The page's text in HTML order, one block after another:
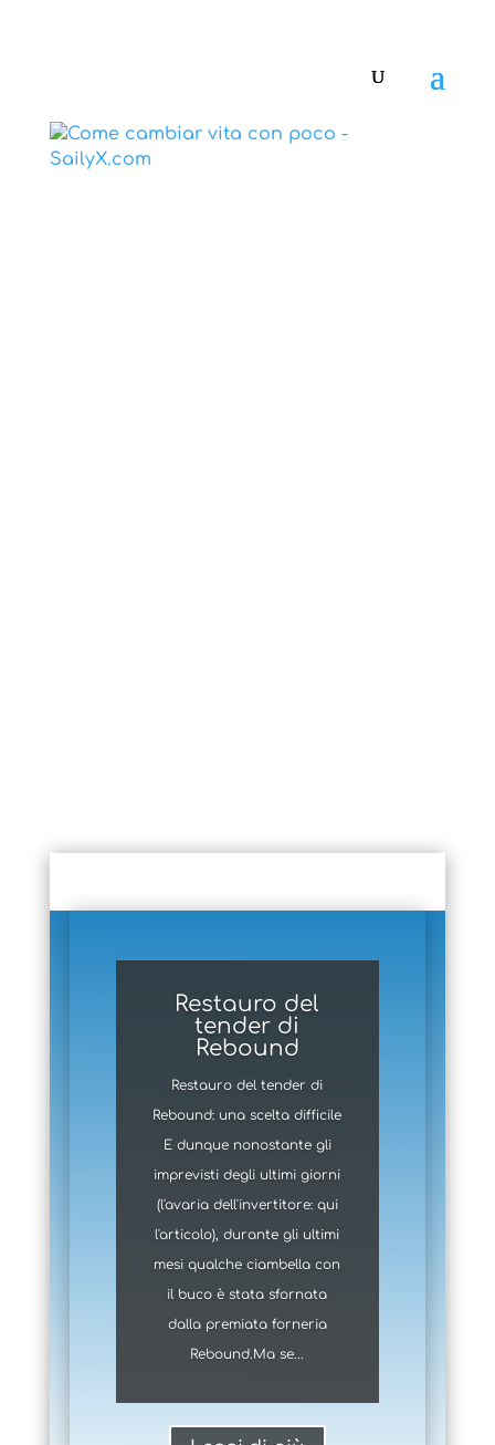
Restauro del
tender di
Rebound
Restauro del tender di
Rebound: una scelta difficile
E dunque nonostante gli
imprevisti degli ultimi giorni
(l'avaria dell'invertitore: qui
l'articolo), durante gli ultimi
mesi qualche ciambella con
il buco è stata sfornata
dalla premiata forneria
Rebound.Ma se...